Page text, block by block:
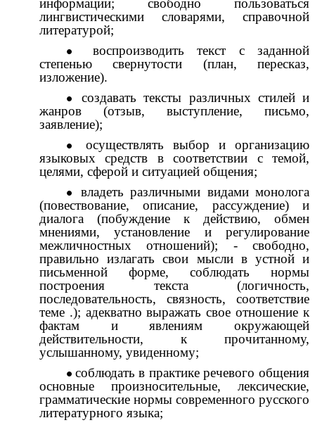
информации; свободно пользоваться
лингвистическими словарями, справочной
литературой;
воспроизводить текст c заданной
степенью свернутости (план, пересказ,
изложение).
создавать тексты различных стилей и
жанров (отзыв, выступление, письмо,
заявление);
осуществлять выбор и организацию
языковых средств в соответствии с темой,
целями, сферой и ситуацией общения;
владеть различными видами монолога
(повествование, описание, рассуждение) и
диалога (побуждение к действию, обмен
мнениями, установление и регулирование
межличностных отношений); - свободно,
правильно излагать свои мысли в устной и
письменной форме, соблюдать нормы
построения текста (логичность,
последовательность, связность, соответствие
теме .); адекватно выражать свое отношение к
фактам и явлениям окружающей
действительности, к прочитанному,
услышанному, увиденному;
соблюдать в практике речевого общения
основные произносительные, лексические,
грамматические нормы современного русского
литературного языка;